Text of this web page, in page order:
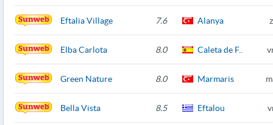
Eftalia Village 7.6 Alanya
Elba Carlota 8.0 Caleta de F..
Green Nature 8.0 Marmaris
Bella Vista 8.5 Eftalou